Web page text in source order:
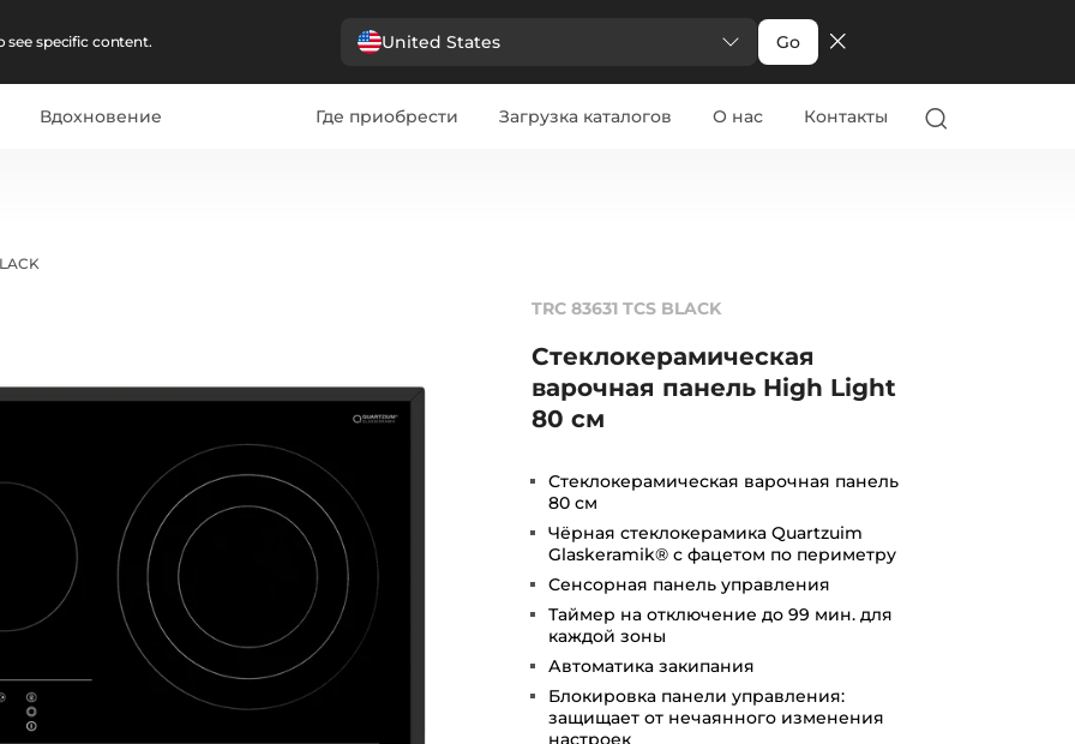
specific content. United States Go
Вдохновение Где приобрести Загрузка каталогов О нас Контакты
TRC 83631 TCS BLACK
Стеклокерамическая
варочная панель High Light
80 см
Стеклокерамическая варочная панель
80 см
Чёрная стеклокерамика Quartzuim
Glaskeramik® с фацетом по периметру
Сенсорная панель управления
Таймер на отключение до 99 мин. для
каждой зоны
Автоматика закипания
Блокировка панели управления:
защищает от нечаянного изменения
настроек